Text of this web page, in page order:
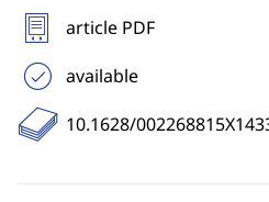
article PDF
available
10.1628/